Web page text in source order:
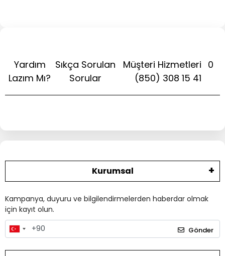
Yardım
Lazım Mı?
Sıkça Sorulan
Sorular
Müşteri Hizmetleri 0
(850) 308 15 41
Kurumsal
Kampanya, duyuru ve bilgilendirmelerden haberdar olmak
için kayıt olun.
Gönder